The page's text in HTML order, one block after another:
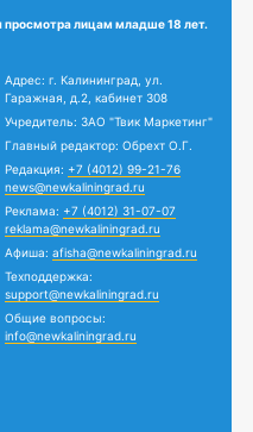
просмотра лицам младше 18 лет.
Адрес: г. Калининград, ул.
Гаражная, д.2, кабинет 308
Учредитель: ЗАО "Твик Маркетинг"
Главный редактор: Обрехт О.Г.
Редакция: +7 (4012) 99-21-76
news@newkaliningrad.ru
Реклама: +7 (4012) 31-07-07
reklama@newkaliningrad.ru
Афиша: afisha@newkaliningrad.ru
Техподдержка:
support@newkaliningrad.ru
Общие вопросы:
info@newkaliningrad.ru